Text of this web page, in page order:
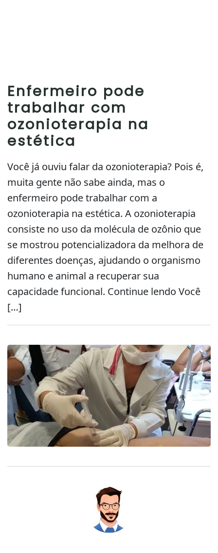
Enfermeiro pode
trabalhar com
ozonioterapia na
estética
Você já ouviu falar da ozonioterapia? Pois é,
muita gente não sabe ainda, mas o
enfermeiro pode trabalhar com a
ozonioterapia na estética. A ozonioterapia
consiste no uso da molécula de ozônio que
se mostrou potencializadora da melhora de
diferentes doenças, ajudando o organismo
humano e animal a recuperar sua
capacidade funcional. Continue lendo Você
[…]